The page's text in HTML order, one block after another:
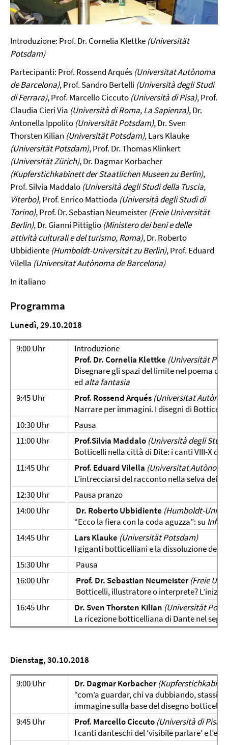
Introduzione: Prof. Dr. Cornelia Klettke (Universität
Potsdam)
Partecipanti: Prof. Rossend Arqués (Universitat Autònoma
de Barcelona), Prof. Sandro Bertelli (Università degli Studi
di Ferrara), Prof. Marcello Ciccuto (Università di Pisa), Prof.
Claudia Cieri Via (Università di Roma, La Sapienza), Dr.
Antonella Ippolito (Universität Potsdam), Dr. Sven
Thorsten Kilian (Universität Potsdam), Lars Klauke
(Universität Potsdam), Prof. Dr. Thomas Klinkert
(Universität Zürich), Dr. Dagmar Korbacher
(Kupferstichkabinett der Staatlichen Museen zu Berlin),
Prof. Silvia Maddalo (Università degli Studi della Tuscia,
Viterbo), Prof. Enrico Mattioda (Università degli Studi di
Torino), Prof. Dr. Sebastian Neumeister (Freie Universität
Berlin), Dr. Gianni Pittiglio (Ministero dei beni e delle
attività culturali e del turismo, Roma), Dr. Roberto
Ubbidiente (Humboldt-Universität zu Berlin), Prof. Eduard
Vilella (Universitat Autònoma de Barcelona)
In italiano
Programma
Lunedì, 29.10.2018
9:00 Uhr
Introduzione
Prof. Dr. Cornelia Klettke (Universität
Disegnare gli spazi del limite nel poema
ed alta fantasia
9:45 Uhr
Prof. Rossend Arqués (Universitat
Narrare per immagini. I disegni di
10:30 Uhr
Pausa
11:00 Uhr
Prof.Silvia Maddalo (Università degli
Botticelli nella città di Dite: i canti VIII-X dell’
11:45 Uhr
Prof. Eduard Vilella (Universitat
L’intrecciarsi del racconto nella selva dei
12:30 Uhr
Pausa pranzo
14:00 Uhr
Dr. Roberto Ubbidiente (Humboldt-
“Ecco la fiera con la coda aguzza”: su
14:45 Uhr
Lars Klauke (Universität Potsdam)
I giganti botticelliani e la dissoluzione
15:30 Uhr
Pausa
16:00 Uhr
Prof. Dr. Sebastian Neumeister (Freie
Botticelli, illustratore o interprete? L’inizio
16:45 Uhr
Dr. Sven Thorsten Kilian (Universität
La ricezione botticelliana di Dante nel
Dienstag, 30.10.2018
9:00 Uhr Dr. Dagmar Korbacher (
“com’a guardar, chi va dubbiando,
immagine sulla base del disegno
9:45 Uhr
Prof. Marcello Ciccuto (Università di Pisa)
I canti danteschi del ‘visibile parlare’ e